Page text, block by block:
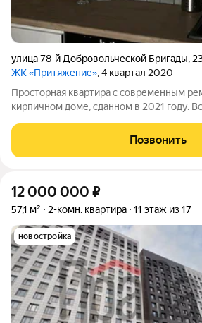
улица 78-й Добровольческой Бригады,
ЖК «Притяжение», 4 квартал 2020
Просторная квартира с современным
кирпичном доме, сданном в 2021 году.
окон открывается вид на улицу, а
лоджия добавляет дополнительное
Позвонить
12 000 000 ₽
57,1 м² 2-комн. квартира 11 этаж из 17
новостройка